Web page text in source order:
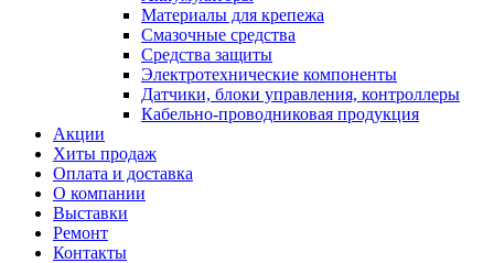
Материалы для крепежа
Смазочные средства
Средства защиты
Электротехнические компоненты
Датчики, блоки управления, контроллеры
Кабельно-проводниковая продукция
Акции
Хиты продаж
Оплата и доставка
О компании
Выставки
Ремонт
Контакты